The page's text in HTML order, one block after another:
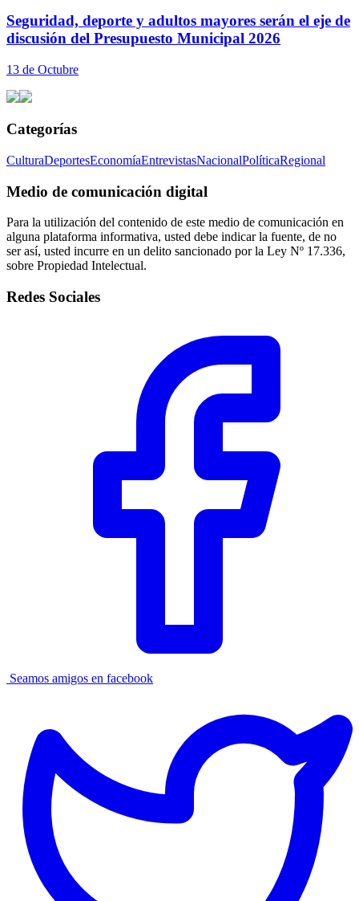
Seguridad, deporte y adultos mayores serán el eje de
discusión del Presupuesto Municipal 2026
13 de Octubre
Categorías
CulturaDeportesEconomíaEntrevistasNacionalPolíticaRegional
Medio de comunicación digital
Para la utilización del contenido de este medio de comunicación en
alguna plataforma informativa, usted debe indicar la fuente, de no
ser así, usted incurre en un delito sancionado por la Ley Nº 17.336,
sobre Propiedad Intelectual.
Redes Sociales
Seamos amigos en facebook